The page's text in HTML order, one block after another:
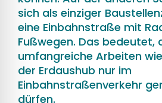
sich als einziger
eine Einbahnstraße mit
Fußwegen. Das bedeutet,
umfangreiche Arbeiten
der Erdaushub nur im
Einbahnstraßenverkehr
dürfen.